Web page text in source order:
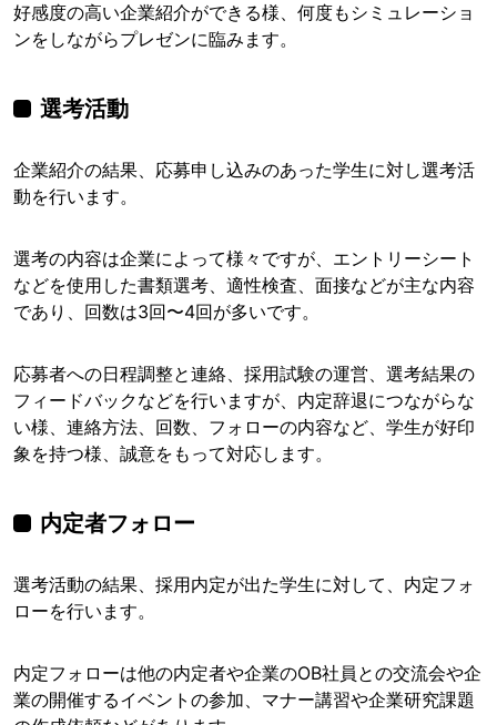
好感度の高い企業紹介ができる様、何度もシミュレーショ
ンをしながらプレゼンに臨みます。
選考活動
企業紹介の結果、応募申し込みのあった学生に対し選考活
動を行います。
選考の内容は企業によって様々ですが、エントリーシート
などを使用した書類選考、適性検査、面接などが主な内容
であり、回数は3回〜4回が多いです。
応募者への日程調整と連絡、採用試験の運営、選考結果の
フィードバックなどを行いますが、内定辞退につながらな
い様、連絡方法、回数、フォローの内容など、学生が好印
象を持つ様、誠意をもって対応します。
内定者フォロー
選考活動の結果、採用内定が出た学生に対して、内定フォ
ローを行います。
内定フォローは他の内定者や企業のOB社員との交流会や企
業の開催するイベントの参加、マナー講習や企業研究課題